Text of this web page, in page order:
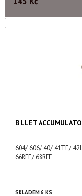
BILLET
604/ 606/ 40/ 41TE/
66RFE/ 68RFE
SKLADEM 6 KS